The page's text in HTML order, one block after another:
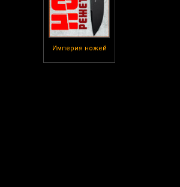
Империя ножей